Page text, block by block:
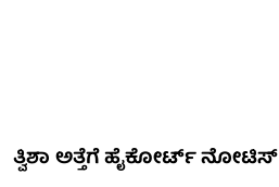
ತ್ವಿಶಾಅತ್ತೆಗೆ ಹೈಕೋರ್ಟ್ ನೋಟಿಸ್